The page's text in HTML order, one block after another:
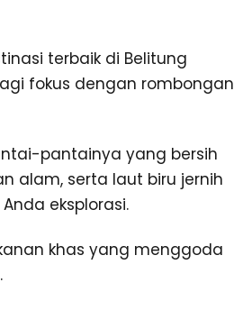
terbaik di Belitung
fokus dengan rombongan
pantainya yang bersih
alam, serta laut biru jernih
eksplorasi.
khas yang menggoda